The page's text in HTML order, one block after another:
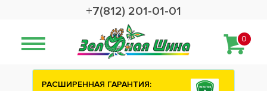
+7(812) 201-01-01
0
Сashback 2500 рублей на зимние